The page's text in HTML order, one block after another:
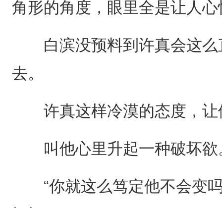
角形的角度，眼里全是让人
白滨没预料到许真会这么
去。
许真这样冷漠的态度，让
叫他心里升起一种破坏欲
“你就这么笃定他不会变吗